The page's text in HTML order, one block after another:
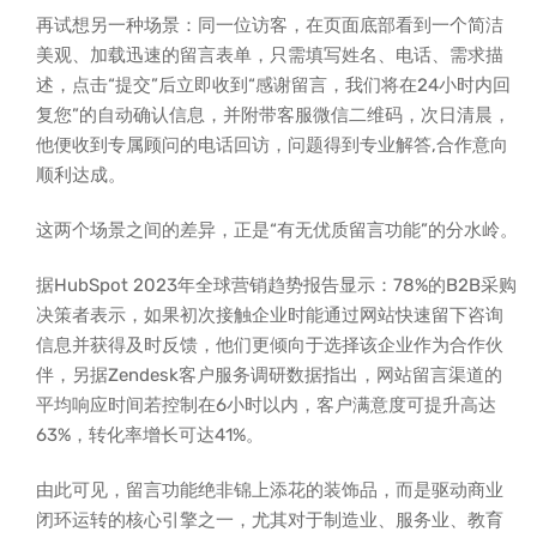
再试想另一种场景：同一位访客，在页面底部看到一个简洁
美观、加载迅速的留言表单，只需填写姓名、电话、需求描
述，点击“提交”后立即收到“感谢留言，我们将在24小时内回
复您”的自动确认信息，并附带客服微信二维码，次日清晨，
他便收到专属顾问的电话回访，问题得到专业解答,合作意向
顺利达成。
这两个场景之间的差异，正是“有无优质留言功能”的分水岭。
据HubSpot 2023年全球营销趋势报告显示：78%的B2B采购
决策者表示，如果初次接触企业时能通过网站快速留下咨询
信息并获得及时反馈，他们更倾向于选择该企业作为合作伙
伴，另据Zendesk客户服务调研数据指出，网站留言渠道的
平均响应时间若控制在6小时以内，客户满意度可提升高达
63%，转化率增长可达41%。
由此可见，留言功能绝非锦上添花的装饰品，而是驱动商业
闭环运转的核心引擎之一，尤其对于制造业、服务业、教育